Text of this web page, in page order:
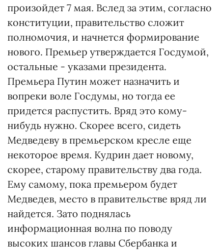
произойдет 7 мая. Вслед за этим, согласно
конституции, правительство сложит
полномочия, и начнется формирование
нового. Премьер утверждается Госдумой,
остальные - указами президента.
Премьера Путин может назначить и
вопреки воле Госдумы, но тогда ее
придется распустить. Вряд это кому-
нибудь нужно. Скорее всего, сидеть
Медведеву в премьерском кресле еще
некоторое время. Кудрин дает новому,
скорее, старому правительству два года.
Ему самому, пока премьером будет
Медведев, место в правительстве вряд ли
найдется. Зато поднялась
информационная волна по поводу
высоких шансов главы Сбербанка и